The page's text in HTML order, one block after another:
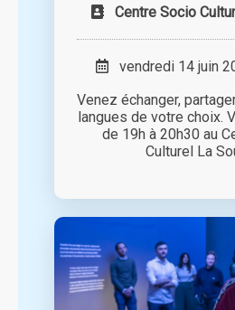
Centre Socio
vendredi 14 juin
Venez échanger,
langues de votre choix.
de 19h à 20h30 au
Culturel La